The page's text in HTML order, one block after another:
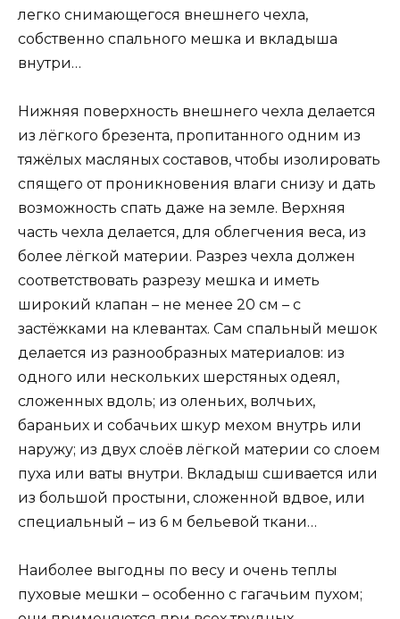
легко снимающегося внешнего чехла,
собственно спального мешка и вкладыша
внутри…
Нижняя поверхность внешнего чехла делается
из лёгкого брезента, пропитанного одним из
тяжёлых масляных составов, чтобы изолировать
спящего от проникновения влаги снизу и дать
возможность спать даже на земле. Верхняя
часть чехла делается, для облегчения веса, из
более лёгкой материи. Разрез чехла должен
соответствовать разрезу мешка и иметь
широкий клапан – не менее 20 см – с
застёжками на клевантах. Сам спальный мешок
делается из разнообразных материалов: из
одного или нескольких шерстяных одеял,
сложенных вдоль; из оленьих, волчьих,
бараньих и собачьих шкур мехом внутрь или
наружу; из двух слоёв лёгкой материи со слоем
пуха или ваты внутри. Вкладыш сшивается или
из большой простыни, сложенной вдвое, или
специальный – из 6 м бельевой ткани…
Наиболее выгодны по весу и очень теплы
пуховые мешки – особенно с гагачьим пухом;